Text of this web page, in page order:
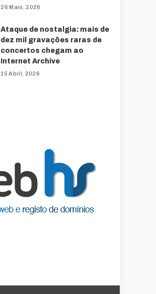
26 Maio, 2026
Ataque de nostalgia: mais de
dez mil gravações raras de
concertos chegam ao
Internet Archive
15 Abril, 2026